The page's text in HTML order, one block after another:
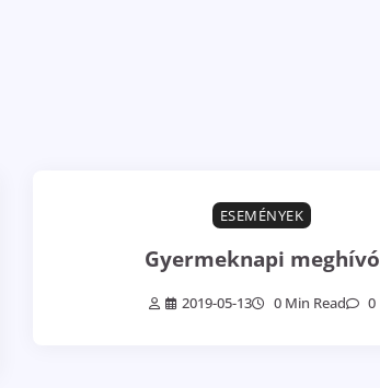
ESEMÉNYEK
Gyermeknapi meghívó
2019-05-13 0 Min Read 0